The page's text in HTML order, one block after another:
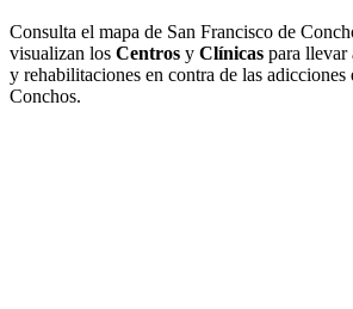
Consulta el mapa de San Francisco de
visualizan los Centros y Clínicas para llevar
y rehabilitaciones en contra de las adicciones
Conchos.